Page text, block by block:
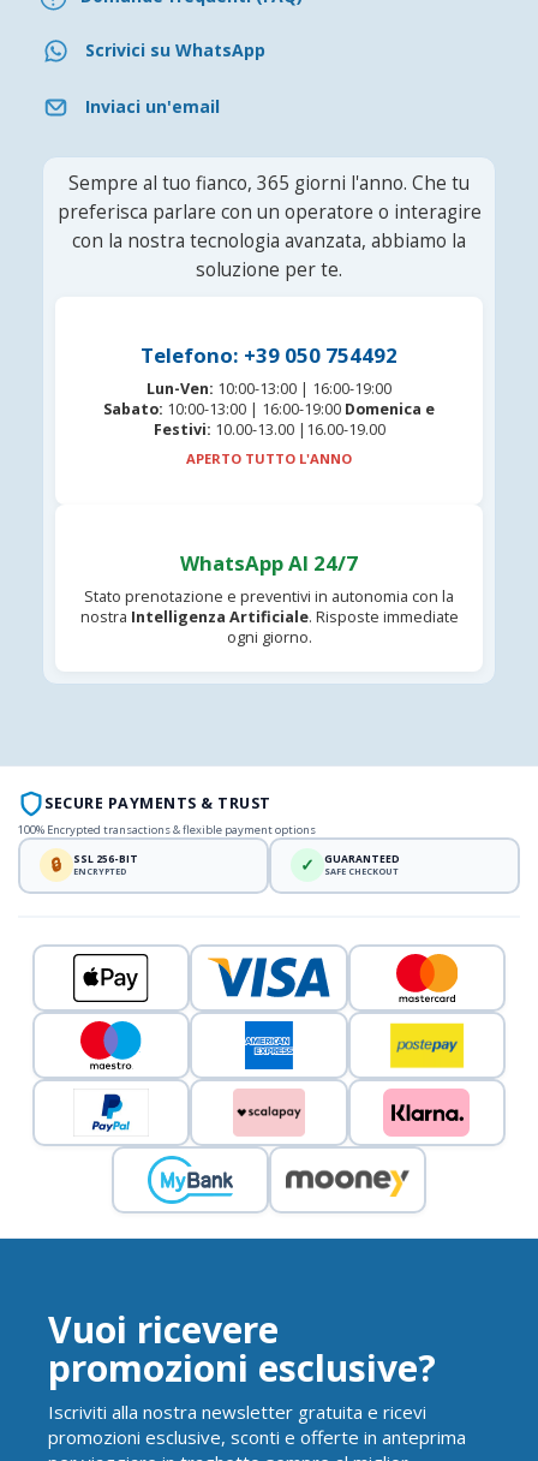
Scrivici su WhatsApp
Inviaci un'email
Sempre al tuo fianco, 365 giorni l'anno. Che tu
preferisca parlare con un operatore o interagire
con la nostra tecnologia avanzata, abbiamo la
soluzione per te.
Telefono: +39 050 754492
Lun-Ven: 10:00-13:00 | 16:00-19:00
Sabato: 10:00-13:00 | 16:00-19:00 Domenica e
Festivi: 10.00-13.00 |16.00-19.00
APERTO TUTTO L'ANNO
WhatsApp AI 24/7
Stato prenotazione e preventivi in autonomia con la
nostra Intelligenza Artificiale. Risposte immediate
ogni giorno.
SECURE PAYMENTS & TRUST
100% Encrypted transactions & flexible payment options
🔒 SSL 256-BIT
ENCRYPTED ✓ GUARANTEED
SAFE CHECKOUT
Vuoi ricevere
promozioni esclusive?
Iscriviti alla nostra newsletter gratuita e ricevi
promozioni esclusive, sconti e offerte in anteprima